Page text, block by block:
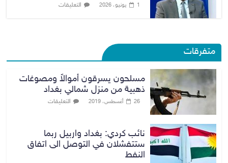
1 يونيو، 2026 التعليقات
متفرقات
مسلحون يسرقون أموالاً ومصوغات
ذهبية من منزل شمالي بغداد
26 أغسطس، 2019 التعليقات
نائب كردي: بغداد واربيل ربما
ستتفشلان في التوصل الى اتفاق
النفط